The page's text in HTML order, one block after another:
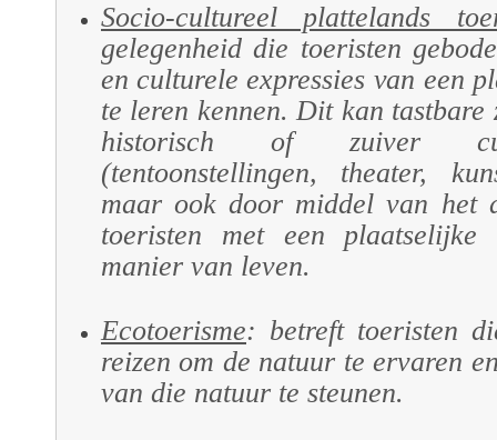
Socio-cultureel plattelands
gelegenheid die toeristen
en culturele expressies van een
te leren kennen. Dit kan tastbare
historisch of zuiver
(tentoonstellingen, theater,
maar ook door middel van het
toeristen met een plaatselijke
manier van leven.
Ecotoerisme: betreft toeristen
reizen om de natuur te ervaren
van die natuur te steunen.